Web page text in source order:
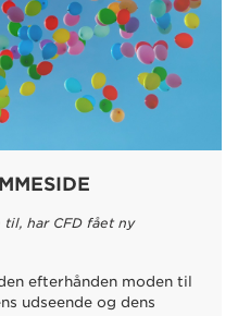
har CFD fået ny
efterhånden moden til
udseende og dens